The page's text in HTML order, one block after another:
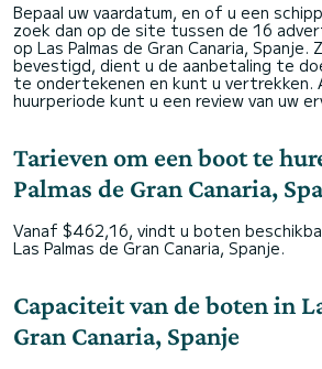
Bepaal uw vaardatum, en of u een
zoek dan op de site tussen de 16
op Las Palmas de Gran Canaria, Spanje.
bevestigd, dient u de aanbetaling te
te ondertekenen en kunt u vertrekken.
huurperiode kunt u een review van uw
Tarieven om een boot te
Palmas de Gran Canaria,
Vanaf $462,16, vindt u boten
Las Palmas de Gran Canaria, Spanje.
Capaciteit van de boten in
Gran Canaria, Spanje